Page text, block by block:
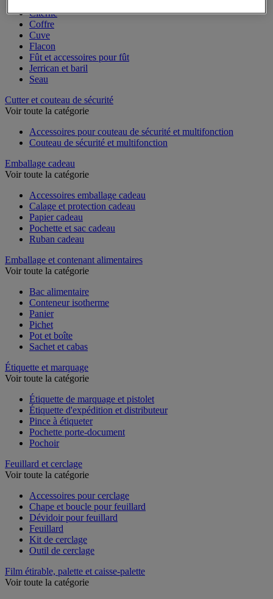
Citerne
Coffre
Cuve
Flacon
Fût et accessoires pour fût
Jerrican et baril
Seau
Cutter et couteau de sécurité
Voir toute la catégorie
Accessoires pour couteau de sécurité et multifonction
Couteau de sécurité et multifonction
Emballage cadeau
Voir toute la catégorie
Accessoires emballage cadeau
Calage et protection cadeau
Papier cadeau
Pochette et sac cadeau
Ruban cadeau
Emballage et contenant alimentaires
Voir toute la catégorie
Bac alimentaire
Conteneur isotherme
Panier
Pichet
Pot et boîte
Sachet et cabas
Étiquette et marquage
Voir toute la catégorie
Étiquette de marquage et pistolet
Étiquette d'expédition et distributeur
Pince à étiqueter
Pochette porte-document
Pochoir
Feuillard et cerclage
Voir toute la catégorie
Accessoires pour cerclage
Chape et boucle pour feuillard
Dévidoir pour feuillard
Feuillard
Kit de cerclage
Outil de cerclage
Film étirable, palette et caisse-palette
Voir toute la catégorie